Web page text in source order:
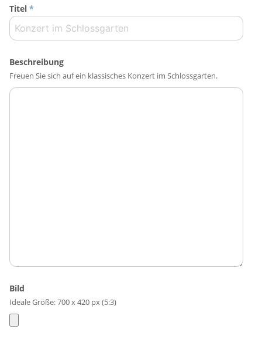
Titel *
Beschreibung
Freuen Sie sich auf ein klassisches Konzert im Schlossgarten.
Bild
Ideale Größe: 700 x 420 px (5:3)